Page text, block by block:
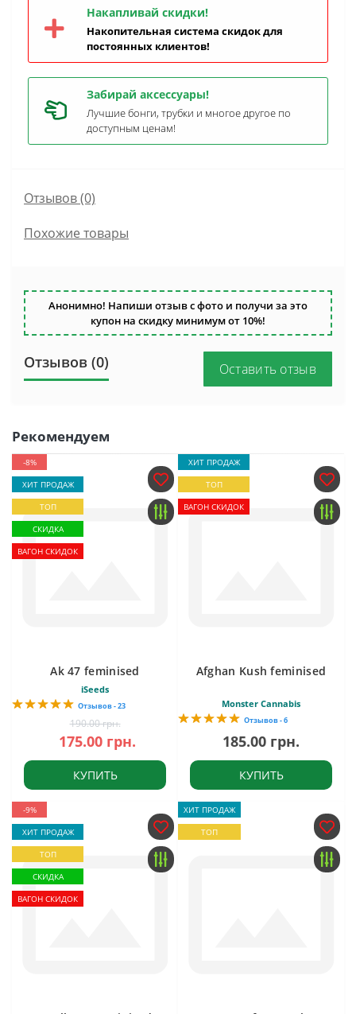
Накапливай скидки!
Накопительная система скидок для
постоянных клиентов!
Забирай аксессуары!
Лучшие бонги, трубки и многое другое по
доступным ценам!
Отзывов (0)
Похожие товары
Анонимно! Напиши отзыв с фото и получи за это
купон на скидку минимум от 10%!
Отзывов (0) Оставить отзыв
Рекомендуем
-8%
ХИТ ПРОДАЖ
ТОП
СКИДКА
ВАГОН СКИДОК
Ak 47 feminised
iSeeds
Отзывов - 23
190.00 грн.
175.00 грн.
КУПИТЬ
ХИТ ПРОДАЖ
ТОП
ВАГОН СКИДОК
Afghan Kush feminised
Monster Cannabis
Отзывов - 6
185.00 грн.
КУПИТЬ
-9%
ХИТ ПРОДАЖ
ТОП
СКИДКА
ВАГОН СКИДОК
ХИТ ПРОДАЖ
ТОП